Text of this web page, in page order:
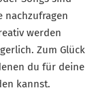
nachzufragen
werden
Zum Glück
du für deine
kannst.